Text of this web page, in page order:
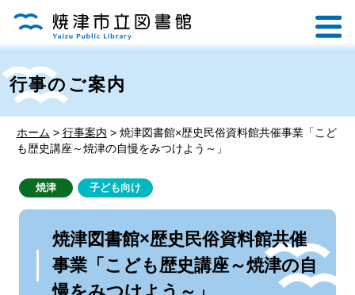
行事のご案内
ホーム > 行事案内 > 焼津図書館×歴史民俗資料館共催事業「こど
も歴史講座～焼津の自慢をみつけよう～」
焼津 子ども向け
焼津図書館×歴史民俗資料館共催
事業「こども歴史講座～焼津の自